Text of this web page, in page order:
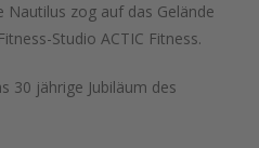
Nautilus zog auf das Gelände
Studio ACTIC Fitness.
30 jährige Jubiläum des